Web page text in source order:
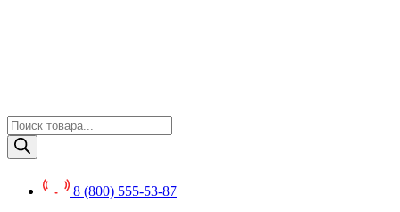
Поиск
товаров
8 (800) 555-53-87